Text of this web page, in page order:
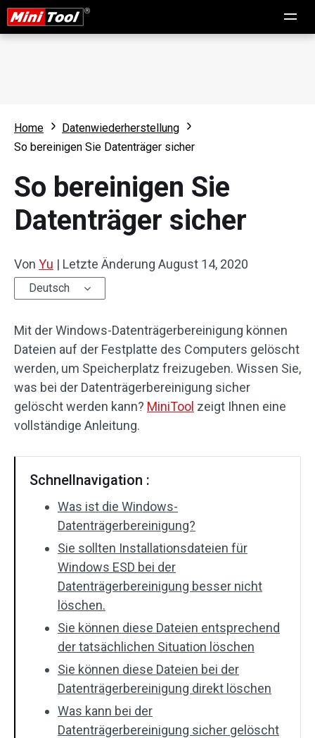
Home
Datenwiederherstellung
So bereinigen Sie Datenträger sicher
So bereinigen Sie
Datenträger sicher
Von Yu | Letzte Änderung August 14, 2020
Deutsch
Mit der Windows-Datenträgerbereinigung können
Dateien auf der Festplatte des Computers gelöscht
werden, um Speicherplatz freizugeben. Wissen Sie,
was bei der Datenträgerbereinigung sicher
gelöscht werden kann? MiniTool zeigt Ihnen eine
vollständige Anleitung.
Schnellnavigation :
Was ist die Windows-
Datenträgerbereinigung?
Sie sollten Installationsdateien für
Windows ESD bei der
Datenträgerbereinigung besser nicht
löschen.
Sie können diese Dateien entsprechend
der tatsächlichen Situation löschen
Sie können diese Dateien bei der
Datenträgerbereinigung direkt löschen
Was kann bei der
Datenträgerbereinigung sicher gelöscht